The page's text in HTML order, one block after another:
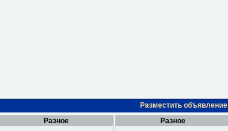
Разместить объявление
Разное Разное